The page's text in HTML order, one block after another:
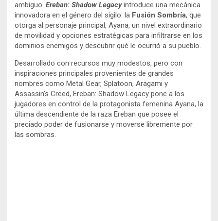
ambiguo. Ereban: Shadow Legacyintroduce una mecánica
innovadora en el género del sigilo: la Fusión Sombría, que
otorga al personaje principal, Ayana, un nivel extraordinario
de movilidad y opciones estratégicas para infiltrarse en los
dominios enemigos y descubrir qué le ocurrió a su pueblo.
Desarrollado con recursos muy modestos, pero con
inspiraciones principales provenientes de grandes
nombres como Metal Gear, Splatoon, Aragami y
Assassin’s Creed, Ereban: Shadow Legacy pone a los
jugadores en control de la protagonista femenina Ayana, la
última descendiente de la raza Ereban que posee el
preciado poder de fusionarse y moverse libremente por
las sombras.